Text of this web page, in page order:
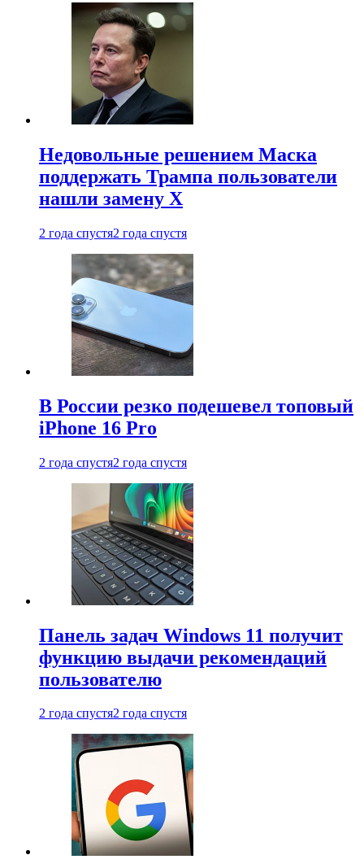
Недовольные решением Маска
поддержать Трампа пользователи
нашли замену X
2 года спустя2 года спустя
В России резко подешевел топовый
iPhone 16 Pro
2 года спустя2 года спустя
Панель задач Windows 11 получит
функцию выдачи рекомендаций
пользователю
2 года спустя2 года спустя